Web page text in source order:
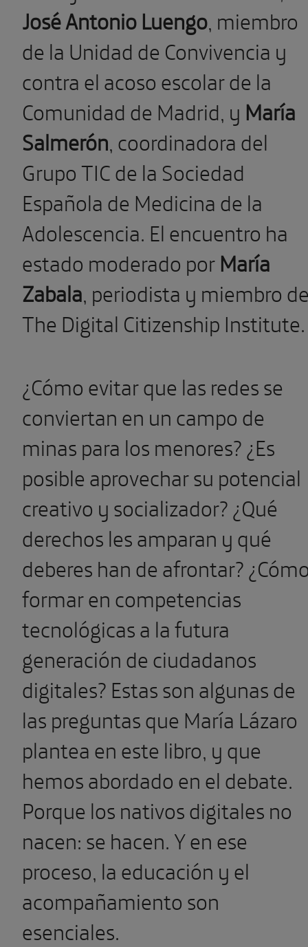
José Antonio Luengo, miembro
de la Unidad de Convivencia y
contra el acoso escolar de la
Comunidad de Madrid, y María
Salmerón, coordinadora del
Grupo TIC de la Sociedad
Española de Medicina de la
Adolescencia. El encuentro ha
estado moderado porMaría
Zabala, periodista y miembro
The Digital Citizenship Institute.
¿Cómo evitar que las redes se
conviertan en un campo de
minas para los menores? ¿Es
posible aprovechar su potencial
creativo y socializador? ¿Qué
derechos les amparan y qué
deberes han de afrontar?
formar en competencias
tecnológicas a la futura
generación de ciudadanos
digitales? Estas son algunas de
las preguntas que María Lázaro
plantea en este libro, y que
hemos abordado en el debate.
Porque los nativos digitales no
nacen: se hacen. Y en ese
proceso, la educación y el
acompañamiento son
esenciales.